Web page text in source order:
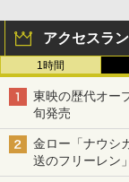
アクセスラ
1時間
東映の歴代オー
旬発売
金ロー「ナウシ
送のフリーレン